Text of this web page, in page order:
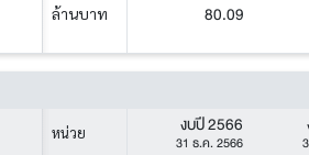
ล้านบาท 80.09
หน่วย งบปี 2566
31 ธ.ค. 2566